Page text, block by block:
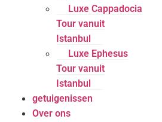
Luxe Cappadocia
Tour vanuit
Istanbul
Luxe Ephesus
Tour vanuit
Istanbul
getuigenissen
Over ons